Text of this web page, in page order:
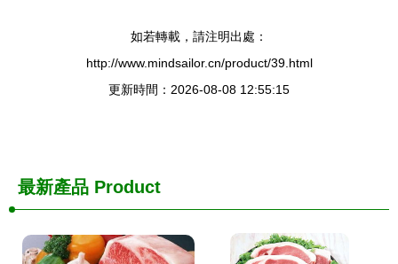
如若轉載，請注明出處：
http://www.mindsailor.cn/product/39.html
更新時間：2026-08-08 12:55:15
最新產品 Product